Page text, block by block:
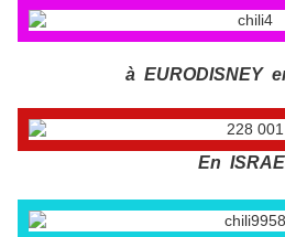
à EURODISNEY
En